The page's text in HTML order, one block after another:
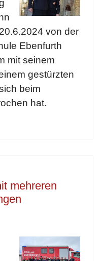
von der
Ebenfurth
mit seinem
gestürzten
beim
hat.
mehreren